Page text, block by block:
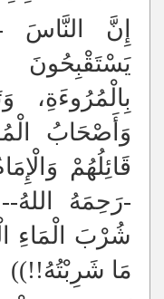
إِنَّ النَّاسَ
بِالْمُرُوءَةِ،
وَأَصْحَابُ
قَائِلُهُمْ
-رَحِمَهُ
شُرْبَ الْمَاءِ
مَا شَرِبْتُهُ!!))